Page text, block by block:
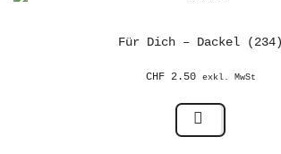
Für Dich – Dackel (234)
CHF2.50 exkl. MwSt